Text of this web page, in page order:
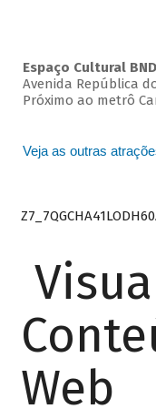
Espaço Cultural
Avenida República
Próximo ao metrô
Veja as outras
Web